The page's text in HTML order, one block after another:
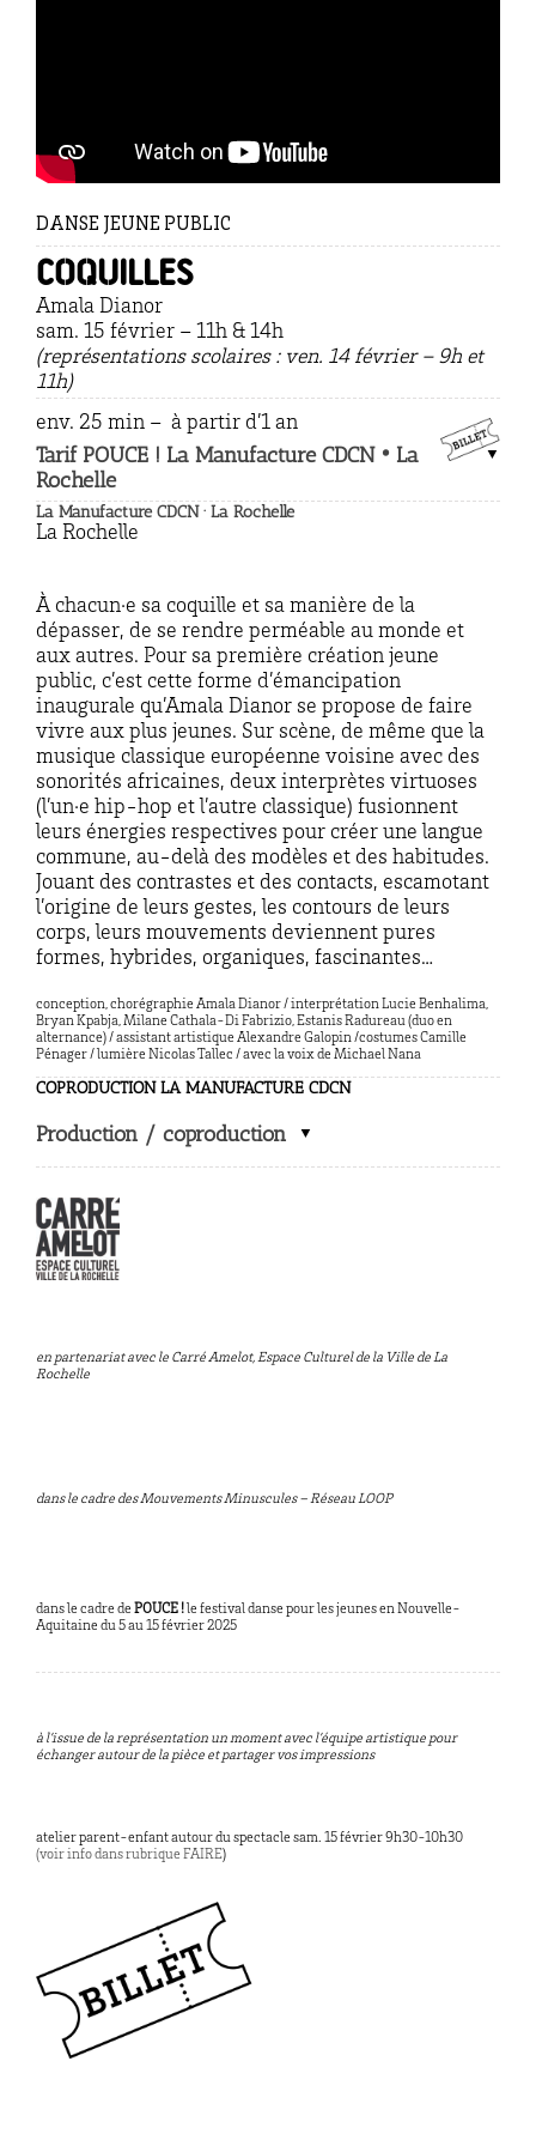
DANSE JEUNE PUBLIC
Coquilles
Amala Dianor
sam. 15 février – 11h & 14h
(représentations scolaires : ven. 14 février – 9h et
11h)
env. 25 min – à partir d’1 an
Tarif POUCE ! La Manufacture CDCN • La
Rochelle
La Manufacture CDCN · La Rochelle
La Rochelle
À chacun·e sa coquille et sa manière de la
dépasser, de se rendre perméable au monde et
aux autres. Pour sa première création jeune
public, c’est cette forme d’émancipation
inaugurale qu’Amala Dianor se propose de faire
vivre aux plus jeunes. Sur scène, de même que la
musique classique européenne voisine avec des
sonorités africaines, deux interprètes virtuoses
(l’un·e hip-hop et l’autre classique) fusionnent
leurs énergies respectives pour créer une langue
commune, au-delà des modèles et des habitudes.
Jouant des contrastes et des contacts, escamotant
l’origine de leurs gestes, les contours de leurs
corps, leurs mouvements deviennent pures
formes, hybrides, organiques, fascinantes…
conception, chorégraphie Amala Dianor / interprétation Lucie Benhalima,
Bryan Kpabja, Milane Cathala-Di Fabrizio, Estanis Radureau (duo en
alternance) / assistant artistique Alexandre Galopin /costumes Camille
Pénager / lumière Nicolas Tallec / avec la voix de Michael Nana
COPRODUCTION LA MANUFACTURE CDCN
Production / coproduction
en partenariat avec le Carré Amelot, Espace Culturel de la Ville de La
Rochelle
dans le cadre des Mouvements Minuscules – Réseau LOOP
dans le cadre de POUCE ! le festival danse pour les jeunes en Nouvelle-
Aquitaine du 5 au 15 février 2025
à l’issue de la représentation un moment avec l’équipe artistique pour
échanger autour de la pièce et partager vos impressions
atelier parent-enfant autour du spectacle sam. 15 février 9h30-10h30
(voir info dans rubrique FAIRE)